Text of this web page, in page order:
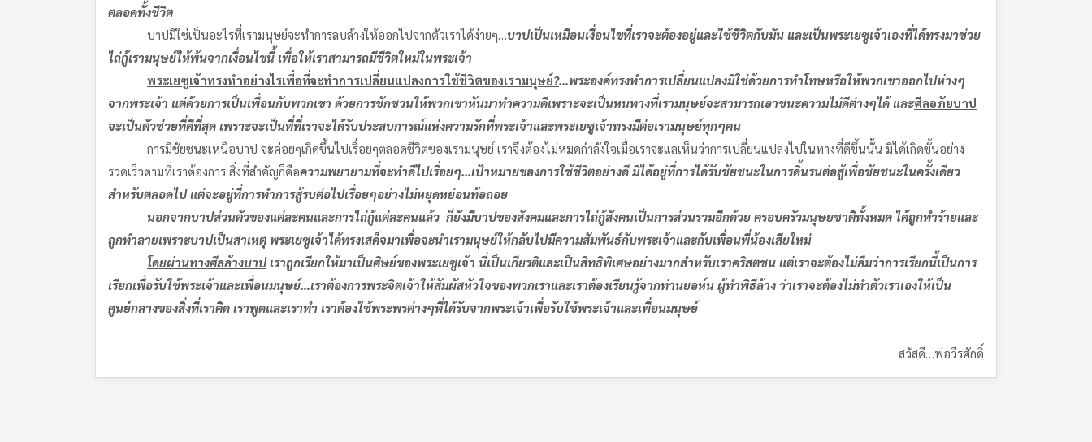
ตลอดทั้งชีวิต
บาปมิใช่เป็นอะไรที่เรามนุษย์จะทำการลบล้างให้ออกไปจากตัวเราได้ง่ายๆ…บาปเป็นเหมือนเงื่อนไขที่เราจะต้องอยู่และใช้ชีวิตกับมัน และเป็นพระเยซูเจ้าเองที่ได้ทรงมาช่วย
ไถ่กู้เรามนุษย์ให้พ้นจากเงื่อนไขนี้ เพื่อให้เราสามารถมีชีวิตใหม่ในพระเจ้า
พระเยซูเจ้าทรงทำอย่างไรเพื่อที่จะทำการเปลี่ยนแปลงการใช้ชีวิตของเรามนุษย์?…พระองค์ทรงทำการเปลี่ยนแปลงมิใช่ด้วยการทำโทษหรือให้พวกเขาออกไปห่างๆ
จากพระเจ้า แต่ด้วยการเป็นเพื่อนกับพวกเขา ด้วยการชักชวนให้พวกเขาหันมาทำความดีเพราะจะเป็นหนทางที่เรามนุษย์จะสามารถเอาชนะความไม่ดีต่างๆได้ และศีลอภัยบาป
จะเป็นตัวช่วยที่ดีที่สุด เพราะจะเป็นที่ที่เราจะได้รับประสบการณ์แห่งความรักที่พระเจ้าและพระเยซูเจ้าทรงมีต่อเรามนุษย์ทุกๆคน
การมีชัยชนะเหนือบาป จะค่อยๆเกิดขึ้นไปเรื่อยๆตลอดชีวิตของเรามนุษย์ เราจึงต้องไม่หมดกำลังใจเมื่อเราจะแลเห็นว่าการเปลี่ยนแปลงไปในทางที่ดีขึ้นนั้น มิได้เกิดขั้นอย่าง
รวดเร็วตามที่เราต้องการ สิ่งที่สำคัญก็คือความพยายามที่จะทำดีไปเรื่อยๆ…เป้าหมายของการใช้ชีวิตอย่างดี มิได้อยู่ที่การได้รับชัยชนะในการดิ้นรนต่อสู้เพื่อชัยชนะในครั้งเดียว
สำหรับตลอดไป แต่จะอยู่ที่การทำการสู้รบต่อไปเรื่อยๆอย่างไม่หยุดหย่อนท้อถอย
นอกจากบาปส่วนตัวของแต่ละคนและการไถ่กู้แต่ละคนแล้ว ก็ยังมีบาปของสังคมและการไถ่กู้สังคนเป็นการส่วนรวมอีกด้วย ครอบครัวมนุษยชาติทั้งหมด ได้ถูกทำร้ายและ
ถูกทำลายเพราะบาปเป็นสาเหตุ พระเยซูเจ้าได้ทรงเสด็จมาเพื่อจะนำเรามนุษย์ให้กลับไปมีความสัมพันธ์กับพระเจ้าและกับเพื่อนพี่น้องเสียใหม่
โดยผ่านทางศีลล้างบาปเราถูกเรียกให้มาเป็นศิษย์ของพระเยซูเจ้า นี่เป็นเกียรติและเป็นสิทธิพิเศษอย่างมากสำหรับเราคริสตชน แต่เราจะต้องไม่ลืมว่าการเรียกนี้เป็นการ
เรียกเพื่อรับใช้พระเจ้าและเพื่อนมนุษย์…เราต้องการพระจิตเจ้าให้สัมผัสหัวใจของพวกเราและเราต้องเรียนรู้จากท่านยอห์น ผู้ทำพิธีล้าง ว่าเราจะต้องไม่ทำตัวเราเองให้เป็น
ศูนย์กลางของสิ่งที่เราคิด เราพูดและเราทำ เราต้องใช้พระพรต่างๆที่ได้รับจากพระเจ้าเพื่อรับใช้พระเจ้าและเพื่อนมนุษย์
สวัสดี…พ่อวีรศักดิ์